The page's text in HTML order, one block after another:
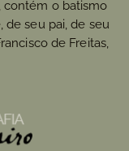
contém o batismo
de seu pai, de seu
de Freitas,